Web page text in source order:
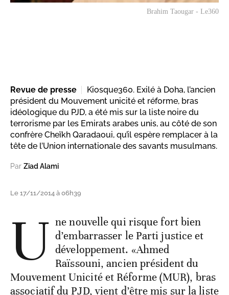
Brahim Taougar - Le360
Revue de presse
Kiosque360. Exilé à Doha, l’ancien
président du Mouvement unicité et réforme, bras
idéologique du PJD, a été mis sur la liste noire du
terrorisme par les Emirats arabes unis, au côté de son
confrère Cheïkh Qaradaoui, qu’il espère remplacer à la
tête de l’Union internationale des savants musulmans.
Par Ziad Alami
Le 17/11/2014 à 06h39
U ne nouvelle qui risque fort bien
d’embarrasser le Parti justice et
développement. «Ahmed
Raïssouni, ancien président du
Mouvement Unicité et Réforme (MUR), bras
associatif du PJD, vient d’être mis sur la liste